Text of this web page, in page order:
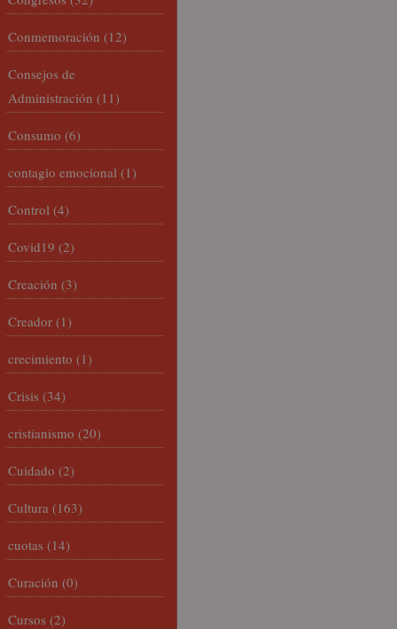
Conmemoración (12)
Consejos de
Administración (11)
Consumo (6)
contagio emocional (1)
Control (4)
Covid19 (2)
Creación (3)
Creador (1)
crecimiento (1)
Crisis (34)
cristianismo (20)
Cuidado (2)
Cultura (163)
cuotas (14)
Curación (0)
Cursos (2)